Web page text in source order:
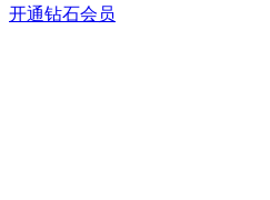
开通钻石会员